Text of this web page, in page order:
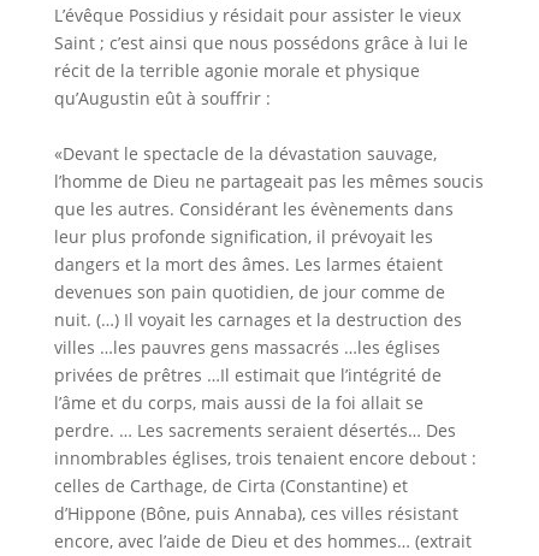
L’évêque Possidius y résidait pour assister le vieux
Saint ; c’est ainsi que nous possédons grâce à lui le
récit de la terrible agonie morale et physique
qu’Augustin eût à souffrir :
«Devant le spectacle de la dévastation sauvage,
l’homme de Dieu ne partageait pas les mêmes soucis
que les autres. Considérant les évènements dans
leur plus profonde signification, il prévoyait les
dangers et la mort des âmes. Les larmes étaient
devenues son pain quotidien, de jour comme de
nuit. (…) Il voyait les carnages et la destruction des
villes …les pauvres gens massacrés …les églises
privées de prêtres …Il estimait que l’intégrité de
l’âme et du corps, mais aussi de la foi allait se
perdre. … Les sacrements seraient désertés… Des
innombrables églises, trois tenaient encore debout :
celles de Carthage, de Cirta (Constantine) et
d’Hippone (Bône, puis Annaba), ces villes résistant
encore, avec l’aide de Dieu et des hommes… (extrait